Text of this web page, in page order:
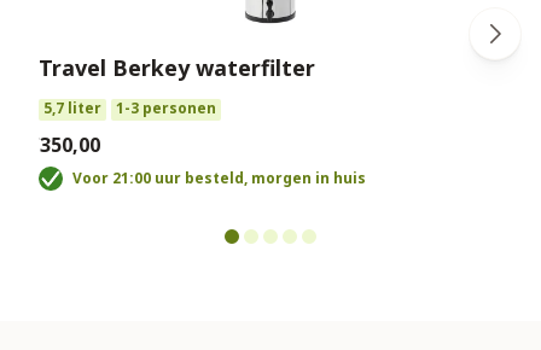
Travel Berkey waterfilter
5,7 liter 1-3 personen
€350,00
Voor 21:00 uur besteld, morgen in huis